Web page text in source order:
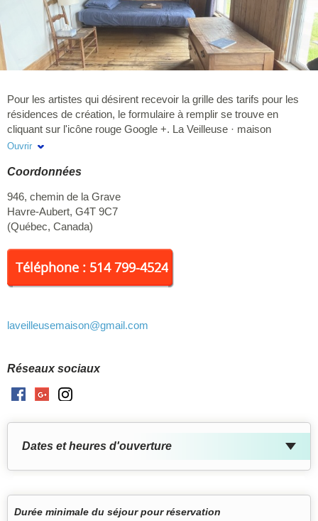
Pour les artistes qui désirent recevoir la grille des tarifs pour les
résidences de création, le formulaire à remplir se trouve en
cliquant sur l'icône rouge Google +. La Veilleuse · maison
d'inspiration est d'abord une résidence de création
patrimonial de La Grave, à Havre-Aubert. Ancestrale et
compte trois chambres et peut loger un maximum de cinq
personnes pour des séjours à vocation artistique, de septembre à
juin. La Veilleuse est également disponible pour toutes les
demandes de séjours de plaisance. Étant accessible à l'année,
c'est l'endroit rêvé pour découvrir les Îles en hiver, un
dépaysement total assuré. Écrivez-moi pour plus d'infos
Ouvrir
Coordonnées
946, chemin de la Grave
Havre-Aubert, G4T 9C7
(Québec, Canada)
Téléphone : 514 799-4524
laveilleusemaison@gmail.com
Réseaux sociaux
FacebookGooglePlus
Dates et heures d'ouverture
Durée minimale du séjour pour réservation